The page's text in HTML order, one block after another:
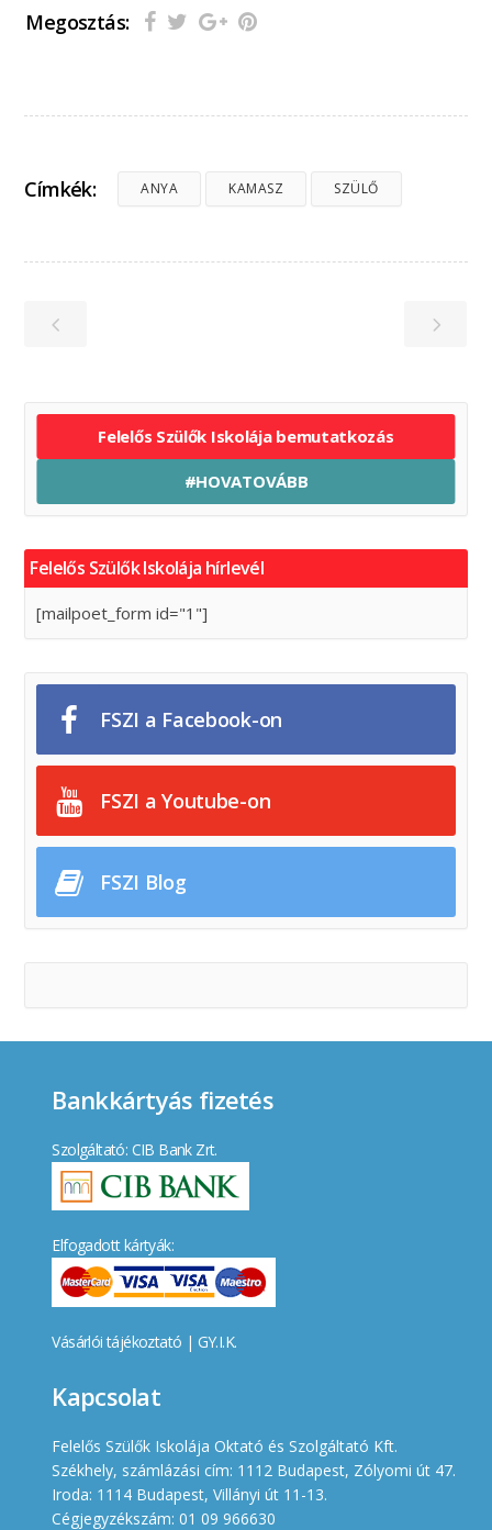
Megosztás:
Címkék: ANYA KAMASZ SZÜLŐ
Felelős Szülők Iskolája bemutatkozás
#HOVATOVÁBB
Felelős Szülők Iskolája hírlevél
[mailpoet_form id="1"]
FSZI a Facebook-on
FSZI a Youtube-on
FSZI Blog
Bankkártyás fizetés
Szolgáltató: CIB Bank Zrt.
Elfogadott kártyák:
Vásárlói tájékoztató | GY.I.K.
Kapcsolat
Felelős Szülők Iskolája Oktató és Szolgáltató Kft.
Székhely, számlázási cím: 1112 Budapest, Zólyomi út 47.
Iroda: 1114 Budapest, Villányi út 11-13.
Cégjegyzékszám: 01 09 966630